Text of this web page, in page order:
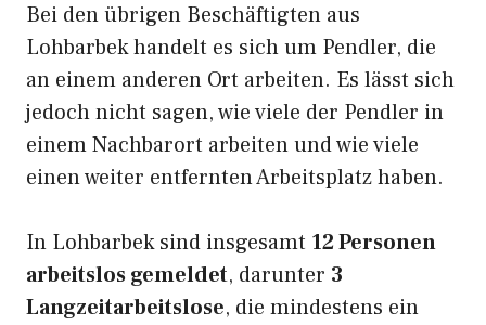
Bei den übrigen Beschäftigten aus
Lohbarbek handelt es sich um Pendler, die
an einem anderen Ort arbeiten. Es lässt sich
jedoch nicht sagen, wie viele der Pendler in
einem Nachbarort arbeiten und wie viele
einen weiter entfernten Arbeitsplatz haben.
In Lohbarbek sind insgesamt 12 Personen
arbeitslos gemeldet, darunter 3
Langzeitarbeitslose, die mindestens ein